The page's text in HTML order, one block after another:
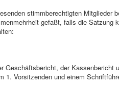
stimmberechtigten Mitglieder
gefaßt, falls die Satzung
der Kassenbericht
1. Vorsitzenden und einem